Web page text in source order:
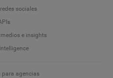
sociales
medios e insights
para agencias